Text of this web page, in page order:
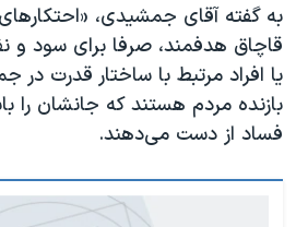
به گفته آقای جمشیدی،
قاچاق هدفمند، صرفا برای سود و
یا افراد مرتبط با ساختار قدرت
بازنده مردم هستند که جانشان را
فساد از دست می‌دهند.